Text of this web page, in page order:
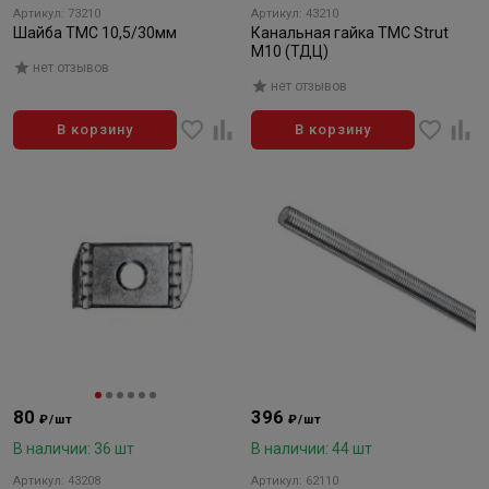
Артикул: 73210
Шайба ТМС 10,5/30мм
нет отзывов
В корзину
Артикул: 43210
Канальная гайка ТМС Strut
М10 (ТДЦ)
нет отзывов
В корзину
80₽/шт
В наличии: 36 шт
Артикул: 43208
396₽/шт
В наличии: 44 шт
Артикул: 62110